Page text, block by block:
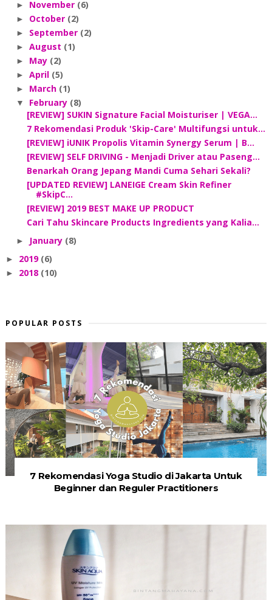
► November (6)
► October (2)
► September (2)
► August (1)
► May (2)
► April (5)
► March (1)
▼ February (8)
[REVIEW] SUKIN Signature Facial Moisturiser | VEGA...
7 Rekomendasi Produk 'Skip-Care' Multifungsi untuk...
[REVIEW] iUNIK Propolis Vitamin Synergy Serum | B...
[REVIEW] SELF DRIVING - Menjadi Driver atau Paseng...
Benarkah Orang Jepang Mandi Cuma Sehari Sekali?
[UPDATED REVIEW] LANEIGE Cream Skin Refiner
#SkipC...
[REVIEW] 2019 BEST MAKE UP PRODUCT
Cari Tahu Skincare Products Ingredients yang Kalia...
► January (8)
► 2019 (6)
► 2018 (10)
POPULAR POSTS
7 Rekomendasi Yoga Studio di Jakarta Untuk
Beginner dan Reguler Practitioners